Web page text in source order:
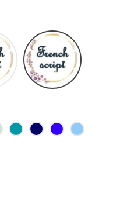
French
script
girls
Vert
d'eau
Turquoise
MarineBleu
roi
Bleu